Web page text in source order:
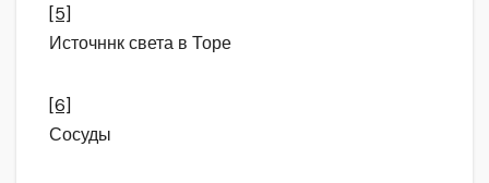
[5]
Источннк света в Торе
[6]
Сосуды